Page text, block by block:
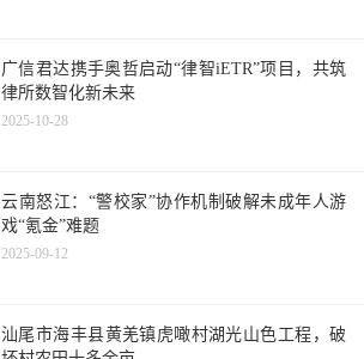
广信君达携手奥哲启动“律智iETR”项目，共筑
律所数智化新未来
2025-10-28
云南怒江：“警校家”协作机制破解未成年人游
戏“氪金”难题
2025-09-12
汕尾市海丰县黄羌镇虎噉村湖光山色工程，破